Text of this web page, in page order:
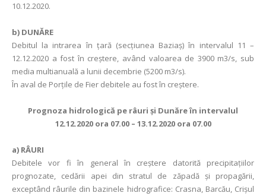
10.12.2020.
b) DUNĂRE
Debitul la intrarea în ţară (secţiunea Baziaş) în intervalul 11 –
12.12.2020 a fost în creştere, având valoarea de 3900 m3/s, sub
media multianuală a lunii decembrie (5200 m3/s).
În aval de Porţile de Fier debitele au fost în creștere.
Prognoza hidrologică pe râuri şi Dunăre în intervalul
12.12.2020 ora 07.00 – 13.12.2020 ora 07.00
a) RÂURI
Debitele vor fi în general în creştere datorită precipitaţiilor
prognozate, cedării apei din stratul de zăpadă şi propagării,
exceptând râurile din bazinele hidrografice: Crasna, Barcău, Crișul